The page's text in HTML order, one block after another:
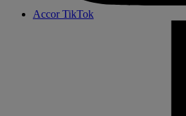
Accor TikTok